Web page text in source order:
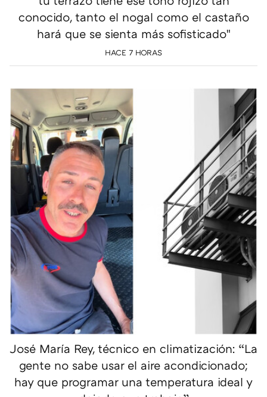
conocido, tanto el nogal como el castaño
hará que se sienta más sofisticado"
HACE 7 HORAS
José María Rey, técnico en climatización: “La
gente no sabe usar el aire acondicionado;
hay que programar una temperatura ideal y